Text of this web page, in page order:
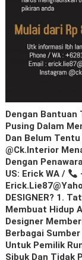
Dengan Bantuan
Pusing Dalam
Dan Belum
@ck.interior
Dengan
US: Erick WA /
DESIGNER? 1.
Membuat Hidup
Designer
Berbagai
Untuk Pemilik
Sibuk Dan Tidak